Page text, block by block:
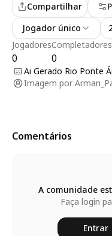
Jogadores
0
Completadores
0
Compartilhar
Jogador único
Ai Gerado Rio Ponte
Imagem por
Comentários
A comunidade
Faça login
Entrar